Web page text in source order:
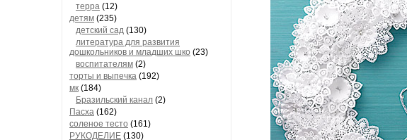
терра (12)
детям (235)
детский сад (130)
литература для развития
дошкольников и младших шко (23)
воспитателям (2)
торты и выпечка (192)
мк (184)
Бразильский канал (2)
Пасха (162)
соленое тесто (161)
РУКОДЕЛИЕ (130)